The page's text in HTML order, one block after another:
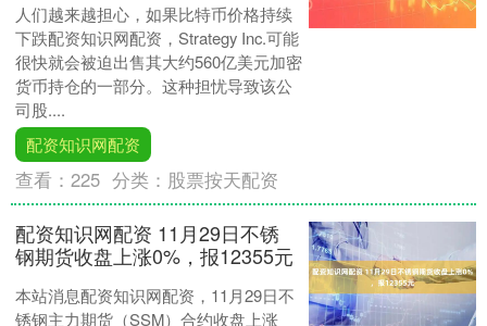
人们越来越担心，如果比特币价格持续
下跌配资知识网配资，Strategy Inc.可能
很快就会被迫出售其大约560亿美元加密
货币持仓的一部分。这种担忧导致该公
司股....
配资知识网配资
查看：225 分类： 股票按天配资
配资知识网配资 11月29日不锈
钢期货收盘上涨0%，报12355元
本站消息配资知识网配资，11月29日不
锈钢主力期货（SSM）合约收盘上涨